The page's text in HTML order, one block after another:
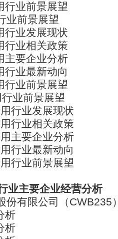
行业前景展望
业前景展望
行业发展现状
行业相关政策
主要企业分析
行业最新动向
行业前景展望
业前景展望
行业发展现状
行业相关政策
主要企业分析
行业最新动向
行业前景展望
业主要企业经营分析
份有限公司（CWB235
析
析